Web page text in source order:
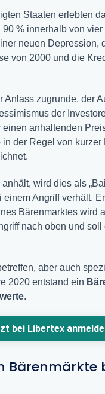
Staaten erlebten
% innerhalb von
neuen Depression,
von 2000 und die
zugrunde, der
der
anhaltenden
in der Regel von kurzer
wird dies als
Angriff verhält.
Bärenmarktes wird
nach oben und soll
aber auch
2020 entstand ein
.
bei Libertex
Bärenmärkte